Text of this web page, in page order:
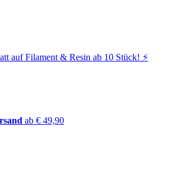
auf Filament & Resin ab 10 Stück! ⚡️
ab € 49,90